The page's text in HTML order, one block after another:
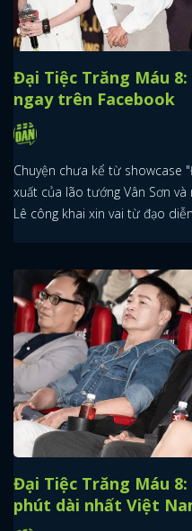
Đại Tiệc Trăng Máu
ngay trên Facebook
Chuyện chưa kể từ showcase
xuất của lão tướng Vân Sơn
Lê công khai xin vai từ đạo diễn.
Đại Tiệc Trăng Máu
phút dài nhất Việt